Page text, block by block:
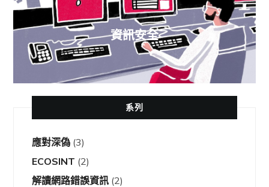
資訊安全
系列
應對深偽 (3)
ECOSINT (2)
解讀網路錯誤資訊 (2)